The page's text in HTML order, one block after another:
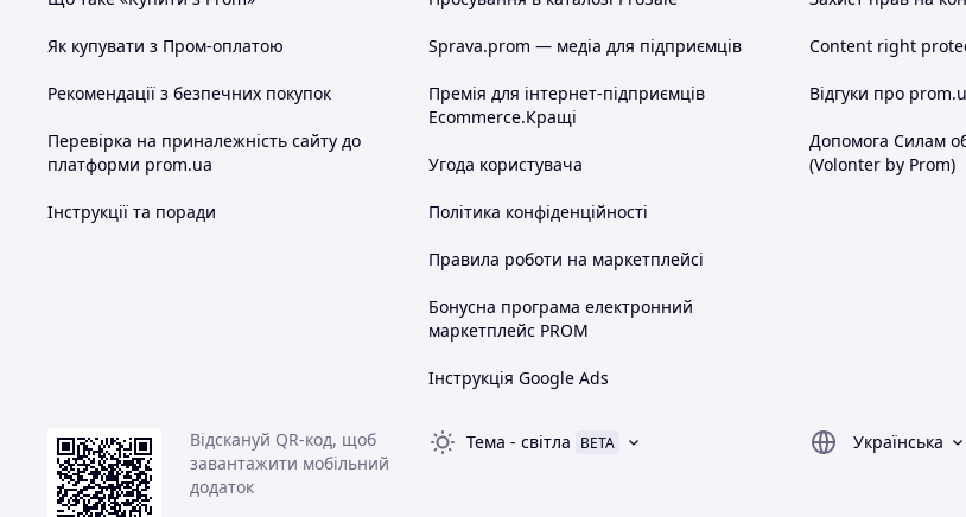
Як купувати з Пром-оплатою
Рекомендації з безпечних покупок
Перевірка на приналежність сайту до
платформи prom.ua
Інструкції та поради
Sprava.prom — медіа для підприємців
Премія для інтернет-підприємців
Ecommerce.Кращі
Угода користувача
Політика конфіденційності
Правила роботи на маркетплейсі
Бонусна програма електронний
маркетплейс PROM
Інструкція Google Ads
Content right
Відгуки про
Допомога Силам
(Volonter by Prom)
Відскануй QR-код, щоб
завантажити мобільний
додаток
Тема - світла BETA
Українська